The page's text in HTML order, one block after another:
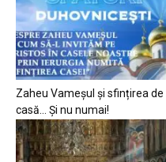
Zaheu Vameșul și sfințirea de
casă… Și nu numai!